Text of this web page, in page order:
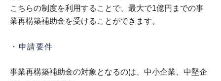
こちらの制度を利用することで、最大で1億円までの事
業再構築補助金を受けることができます。
・申請要件
事業再構築補助金の対象となるのは、中小企業、中堅企